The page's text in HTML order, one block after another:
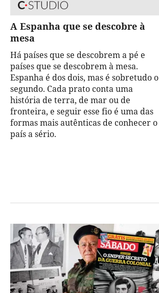
A Espanha que se descobre à
mesa
Há países que se descobrem a pé e
países que se descobrem à mesa.
Espanha é dos dois, mas é sobretudo o
segundo. Cada prato conta uma
história de terra, de mar ou de
fronteira, e seguir esse fio é uma das
formas mais autênticas de conhecer o
país a sério.